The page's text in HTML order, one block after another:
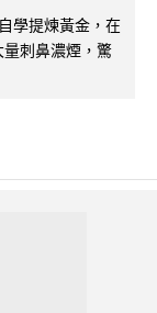
學提煉黃金，在
刺鼻濃煙，驚